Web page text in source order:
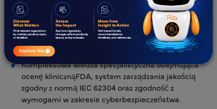
Sprawdzona wydajność potwierdzona ponad 150
globalnymiSaMD FDA dla oprogramowania
medycznego (SaMD , w tym dla rozwiązań wysokiego
ryzyka oraz opartych na sztucznej inteligencji.
Kompleksowa wiedza specjalistyczna obejmująca
ocenę klinicznąFDA, system zarządzania jakością
zgodny z normą IEC 62304 oraz zgodność z
wymogami w zakresie cyberbezpieczeństwa.